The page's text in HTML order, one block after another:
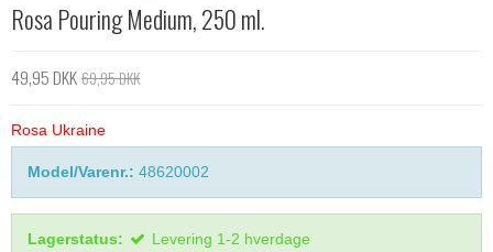
Rosa Pouring Medium, 250 ml.
49,95 DKK69,95 DKK
Rosa Ukraine
Model/Varenr.: 48620002
Lagerstatus: Levering 1-2 hverdage